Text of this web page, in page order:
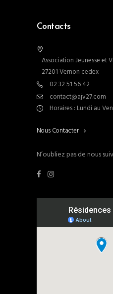
Contacts
Association Jeunesse et
27201 Vernon cedex
02 32 51 56 42
contact@ajv27.com
Horaires : Lundi au
Nous Contacter
N’oubliez pas de nous